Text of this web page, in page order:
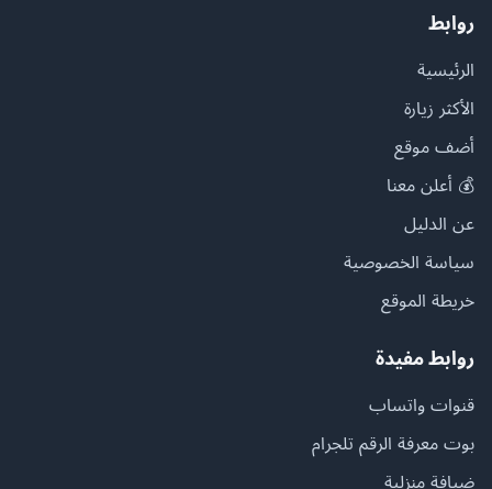
روابط
الرئيسية
الأكثر زيارة
أضف موقع
💰 أعلن معنا
عن الدليل
سياسة الخصوصية
خريطة الموقع
روابط مفيدة
قنوات واتساب
بوت معرفة الرقم تلجرام
ضيافة منزلية